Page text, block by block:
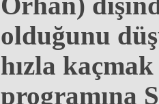
olduğunu
hızla
programına